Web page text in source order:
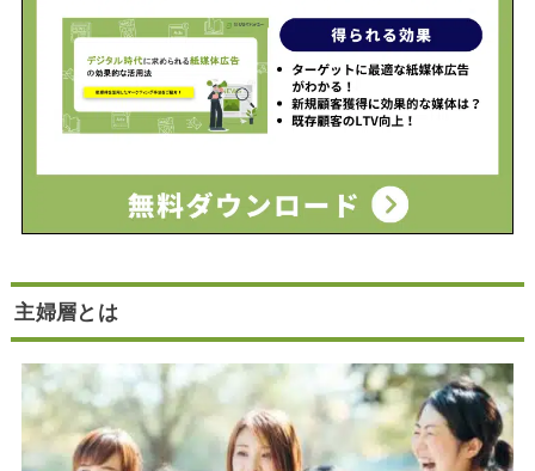
主婦層とは